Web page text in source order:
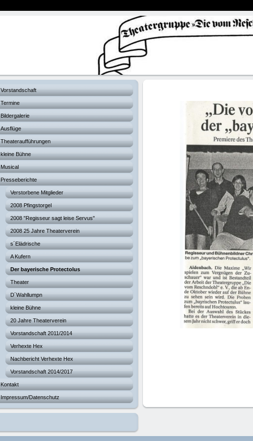
Vorstandschaft
Termine
Bildergalerie
Ausflüge
Theateraufführungen
kleine Bühne
Musical
Presseberichte
Verstorbene Mitglieder
2008 Pfingstorgel
2008 "Regisseur sagt leise Servus"
2008 25 Jahre Theaterverein
s´Elädrische
A Kufern
Der bayerische Protectolus
Theater
D´Wahllumpn
kleine Bühne
20 Jahre Theaterverein
Vorstandschaft 2011/2014
Verhexte Hex
Nachbericht Verhexte Hex
Vorstandschaft 2014/2017
Kontakt
Impressum/Datenschutz